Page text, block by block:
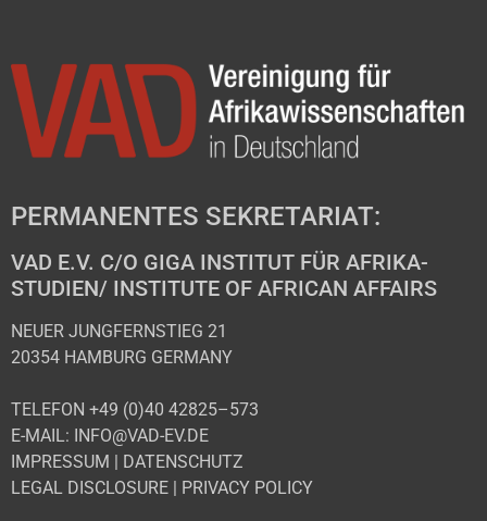
PERMANENTES SEKRETARIAT:
VAD E.V. C/O GIGA INSTITUT FÜR AFRIKA-
STUDIEN/ INSTITUTE OF AFRICAN AFFAIRS
NEUER JUNGFERNSTIEG 21
20354 HAMBURG GERMANY
TELEFON +49 (0)40 42825–573
E-MAIL: INFO@VAD-EV.DE
IMPRESSUM | DATENSCHUTZ
LEGAL DISCLOSURE | PRIVACY POLICY